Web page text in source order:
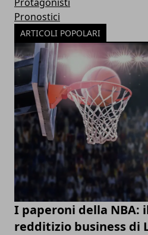
Pronostici
ARTICOLI POPOLARI
I paperoni della NBA:
redditizio business di